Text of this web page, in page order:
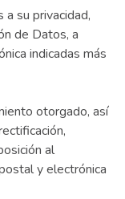
a su privacidad,
de Datos, a
indicadas más
otorgado, así
al
y electrónica